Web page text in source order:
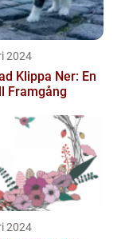
2024
Klippa Ner: En
Framgång
2024